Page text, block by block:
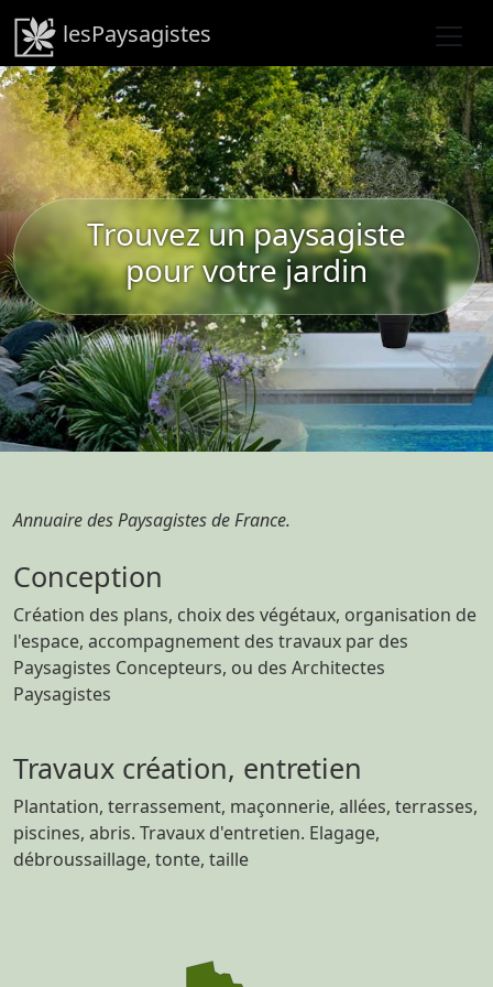
lesPaysagistes
Trouvez un paysagiste
pour votre jardin
Annuaire des Paysagistes de France.
Conception
Création des plans, choix des végétaux, organisation de
l'espace, accompagnement des travaux par des
Paysagistes Concepteurs, ou des Architectes
Paysagistes
Travaux création, entretien
Plantation, terrassement, maçonnerie, allées, terrasses,
piscines, abris. Travaux d'entretien. Elagage,
débroussaillage, tonte, taille